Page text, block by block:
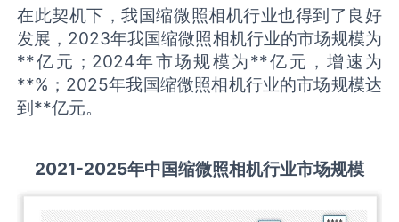
在此契机下，我国缩微照相机行业也得到了良好
发展，2023年我国缩微照相机行业的市场规模为
**亿元；2024年市场规模为**亿元，增速为
**%；2025年我国缩微照相机行业的市场规模达
到**亿元。
2021-2025年中国缩微照相机行业市场规模